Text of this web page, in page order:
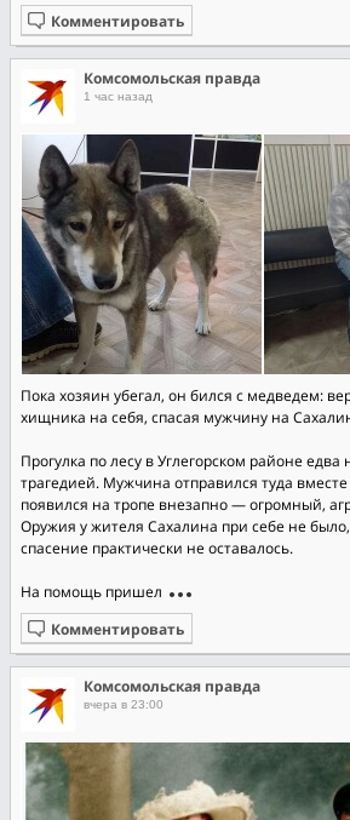
Комментировать
Комсомольская правда
1 час назад
Пока хозяин убегал, он бился с медведем:
хищника на себя, спасая мужчину на
Прогулка по лесу в Углегорском районе едва
трагедией. Мужчина отправился туда
появился на тропе внезапно — огромный,
Оружия у жителя Сахалина при себе не
спасение практически не оставалось.
На помощь пришел
Комментировать
Комсомольская правда
вчера в 23:00